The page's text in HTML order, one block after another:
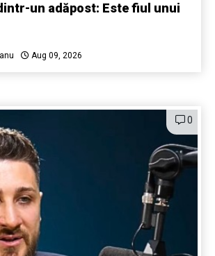
un adăpost: Este fiul unui
Aug 09, 2026
0